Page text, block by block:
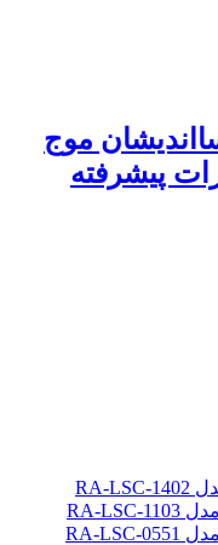
موج
پیشرفته